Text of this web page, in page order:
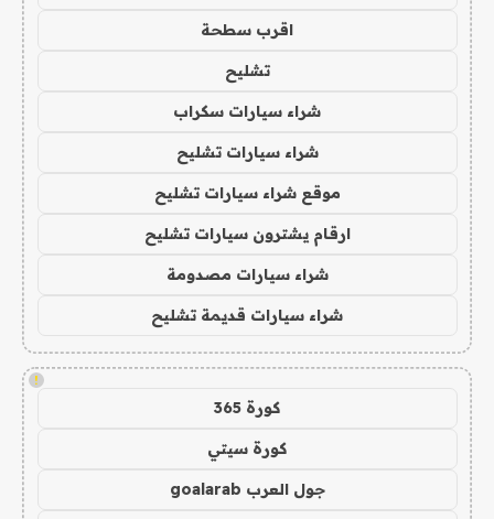
اقرب سطحة
تشليح
شراء سيارات سكراب
شراء سيارات تشليح
موقع شراء سيارات تشليح
ارقام يشترون سيارات تشليح
شراء سيارات مصدومة
شراء سيارات قديمة تشليح
!
كورة 365
كورة سيتي
جول العرب goalarab